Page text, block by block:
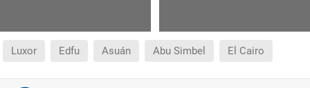
Luxor Edfu Asuán Abu Simbel El Cairo